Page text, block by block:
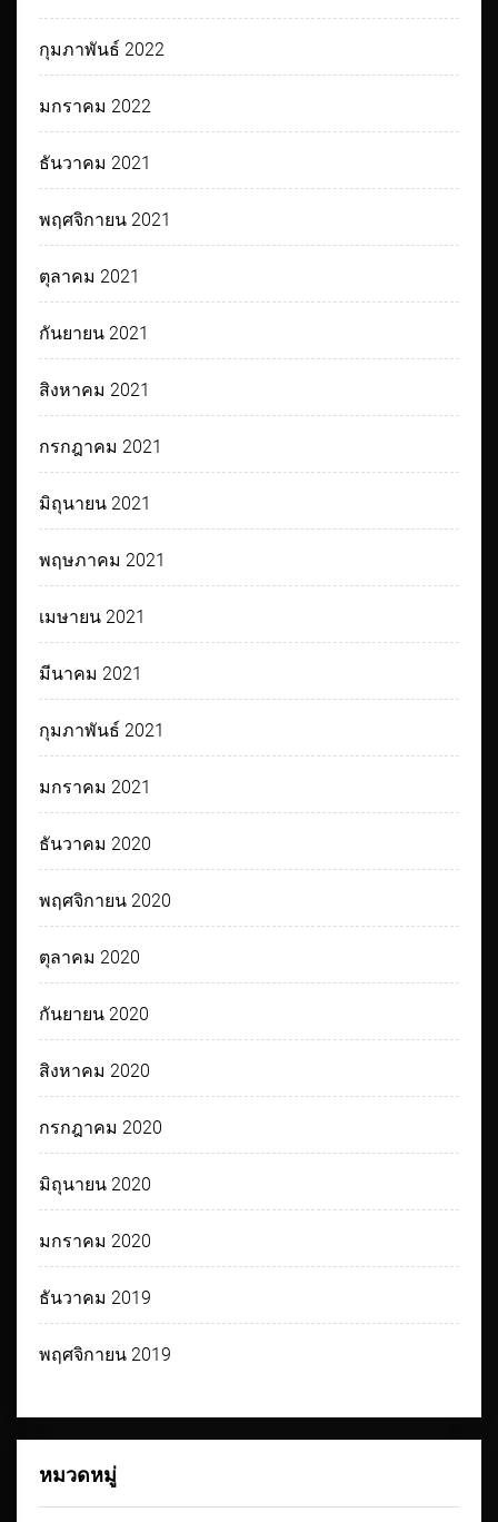
กุมภาพันธ์ 2022
มกราคม 2022
ธันวาคม 2021
พฤศจิกายน 2021
ตุลาคม 2021
กันยายน 2021
สิงหาคม 2021
กรกฎาคม 2021
มิถุนายน 2021
พฤษภาคม 2021
เมษายน 2021
มีนาคม 2021
กุมภาพันธ์ 2021
มกราคม 2021
ธันวาคม 2020
พฤศจิกายน 2020
ตุลาคม 2020
กันยายน 2020
สิงหาคม 2020
กรกฎาคม 2020
มิถุนายน 2020
มกราคม 2020
ธันวาคม 2019
พฤศจิกายน 2019
หมวดหมู่